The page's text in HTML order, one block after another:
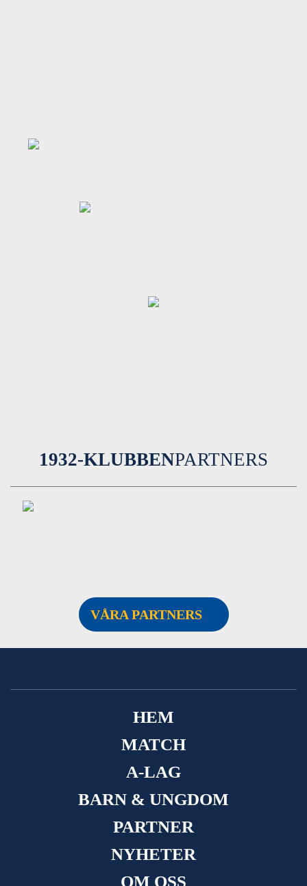
1932-KLUBBENPARTNERS
VÅRA PARTNERS
HEM
MATCH
A-LAG
BARN & UNGDOM
PARTNER
NYHETER
OM OSS